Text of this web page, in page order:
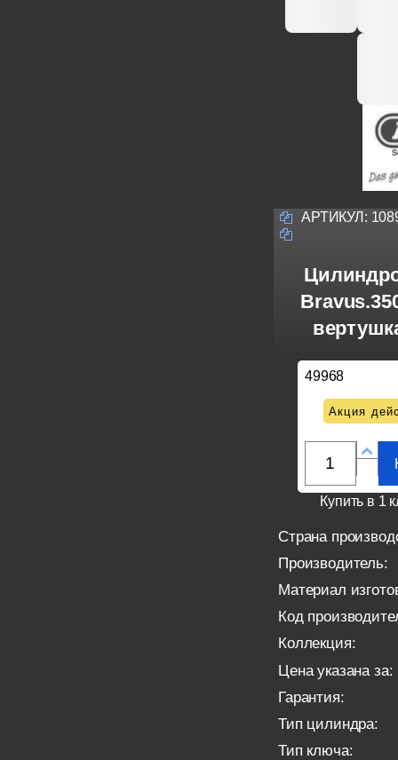
АРТИКУЛ:
49968
Акция
Купить в 1
Страна
Производитель:
Материал
Код
Коллекция:
Цена указана за:
Гарантия:
Тип цилиндра:
Тип ключа: